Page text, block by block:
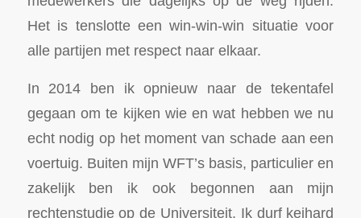
Het is tenslotte een win-win-win situatie voor
alle partijen met respect naar elkaar.
In 2014 ben ik opnieuw naar de tekentafel
gegaan om te kijken wie en wat hebben we nu
echt nodig op het moment van schade aan een
voertuig. Buiten mijn WFT’s basis, particulier en
zakelijk ben ik ook begonnen aan mijn
rechtenstudie op de Universiteit. Ik durf keihard